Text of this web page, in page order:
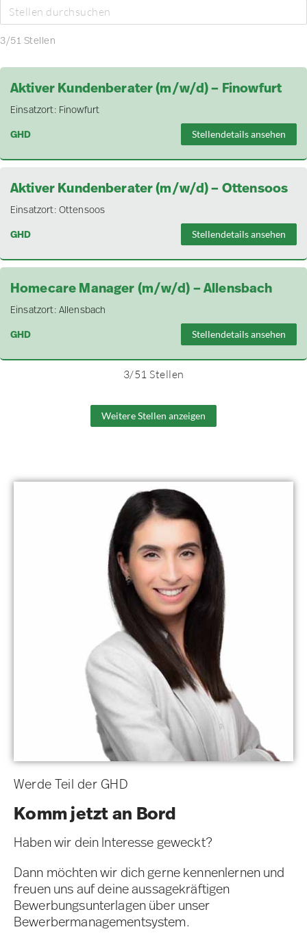
3/51 Stellen
Aktiver Kundenberater (m/w/d) – Finowfurt
Einsatzort: Finowfurt
GHD
Stellendetails ansehen
Aktiver Kundenberater (m/w/d) – Ottensoos
Einsatzort: Ottensoos
GHD
Stellendetails ansehen
Homecare Manager (m/w/d) – Allensbach
Einsatzort: Allensbach
GHD
Stellendetails ansehen
3/51 Stellen
Weitere Stellen anzeigen
Werde Teil der GHD
Komm jetzt an Bord
Haben wir dein Interesse geweckt?
Dann möchten wir dich gerne kennenlernen und
freuen uns auf deine aussagekräftigen
Bewerbungsunterlagen über unser
Bewerbermanagementsystem.